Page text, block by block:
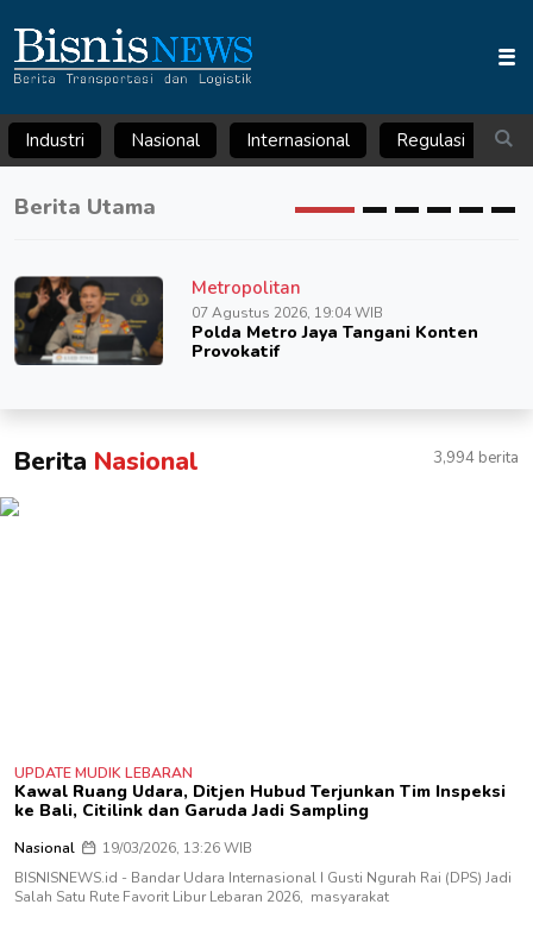
Industri Nasional Internasional Regulasi
Berita Utama
Metropolitan
07 Agustus 2026, 19:04 WIB
Polda Metro Jaya Tangani Konten
Provokatif
3,994 berita
Berita Nasional
UPDATE MUDIK LEBARAN
Kawal Ruang Udara, Ditjen Hubud Terjunkan Tim Inspeksi
ke Bali, Citilink dan Garuda Jadi Sampling
Nasional
19/03/2026, 13:26 WIB
BISNISNEWS.id - Bandar Udara Internasional I Gusti Ngurah Rai (DPS) Jadi
Salah Satu Rute Favorit Libur Lebaran 2026, masyarakat